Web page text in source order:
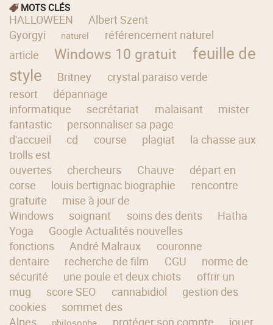
MOTS CLÉS
HALLOWEEN
Albert Szent
Gyorgyi
naturel
référencement naturel
article
Windows 10 gratuit
feuille de
style
Britney
crystal paraiso verde
resort
dépannage
informatique
secrétariat malaisant
mister
fantastic
personnaliser sa page
d'accueil
cd course plagiat
la chasse aux
trolls est
ouvertes
chercheurs Chauve
départ en
corse
louis bertignac biographie
rencontre
gratuite
mise à jour de
Windows
soignant soins des dents
Hatha
Yoga
Google Actualités nouvelles
fonctions
André Malraux
couronne
dentaire
recherche de film CGU
norme de
sécurité
une poule et deux chiots
offrir un
mug
score SEO cannabidiol
gestion des
cookies
sommet des
Alpes
philosophe protéger son compte
jouer